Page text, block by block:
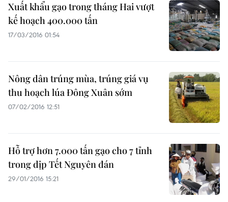
Xuất khẩu gạo trong tháng Hai vượt
kế hoạch 400.000 tấn
17/03/2016 01:54
Nông dân trúng mùa, trúng giá vụ
thu hoạch lúa Đông Xuân sớm
07/02/2016 12:51
Hỗ trợ hơn 7.000 tấn gạo cho 7 tỉnh
trong dịp Tết Nguyên đán
29/01/2016 15:21